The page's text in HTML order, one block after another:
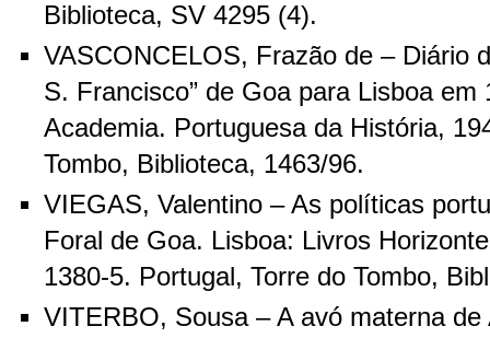
Biblioteca, SV 4295 (4).
VASCONCELOS, Frazão de – Diário
S. Francisco” de Goa para Lisboa em
Academia. Portuguesa da História,
Tombo, Biblioteca, 1463/96.
VIEGAS, Valentino – As políticas
Foral de Goa. Lisboa: Livros
1380-5. Portugal, Torre do Tombo,
VITERBO, Sousa – A avó materna de